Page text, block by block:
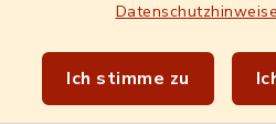
Ich stimme zu
Landratsamt Erlangen-
Wir sind Genussort!